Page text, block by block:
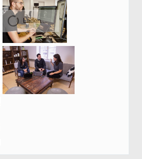
Laden...